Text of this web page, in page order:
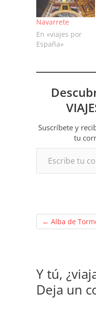
Navarrete
En «viajes por
España»
Suscríbete y
tu
Escribe tu correo electrónico…
← Alba de
Y tú,
Deja un